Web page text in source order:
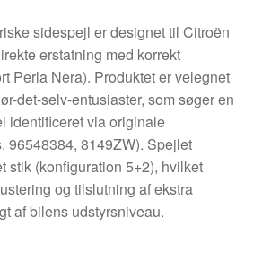
sidespejl er designet til Citroën
erstatning med korrekt
Perla Nera). Produktet er velegnet
det-selv-entusiaster, som søger en
identificeret via originale
96548384, 8149ZW). Spejlet
stik (konfiguration 5+2), hvilket
og tilslutning af ekstra
af bilens udstyrsniveau.